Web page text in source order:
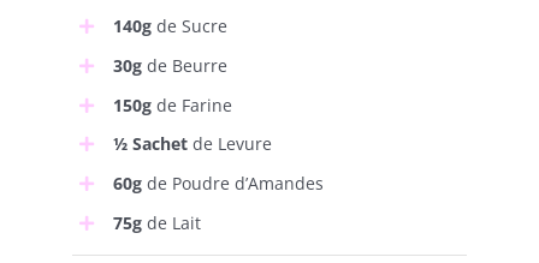
140gde Sucre
30gde Beurre
150gde Farine
½ Sachetde Levure
60gde Poudre d’Amandes
75gde Lait